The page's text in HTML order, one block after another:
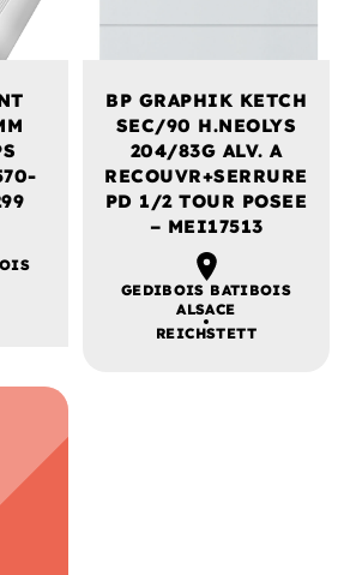
BP GRAPHIK KETCH
SEC/90 H.NEOLYS
204/83G ALV. A
RECOUVR+SERRURE
PD 1/2 TOUR POSEE
– MEI17513
GEDIBOIS BATIBOIS
ALSACE
REICHSTETT